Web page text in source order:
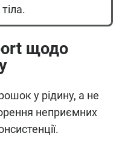
щодо
у рідину, а не
неприємних